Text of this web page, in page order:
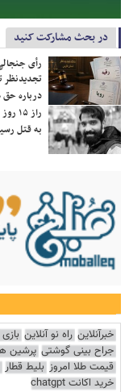
در بحث مشارکت کنید
رأی
تجدیدنظر
درباره
به قتل
خبرآنلاین راه نو آنلاین
جراح بینی گوشتی پرشین
قیمت طلا امروز بلیط قطار
خرید اکانت chatgpt